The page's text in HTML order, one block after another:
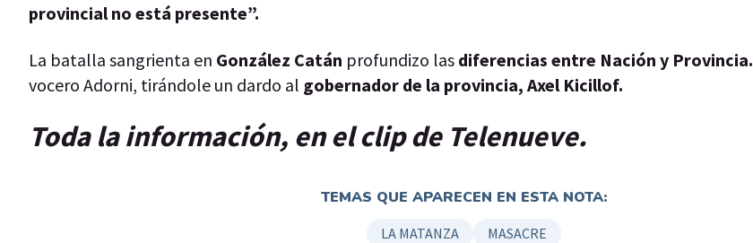
provincial no está presente”.
La batalla sangrienta en González Catán profundizo las diferencias entre Nación y Provincia.
vocero Adorni, tirándole un dardo al gobernador de la provincia, Axel Kicillof.
Toda la información, en el clip de Telenueve.
TEMAS QUE APARECEN EN ESTA NOTA:
LA MATANZA MASACRE